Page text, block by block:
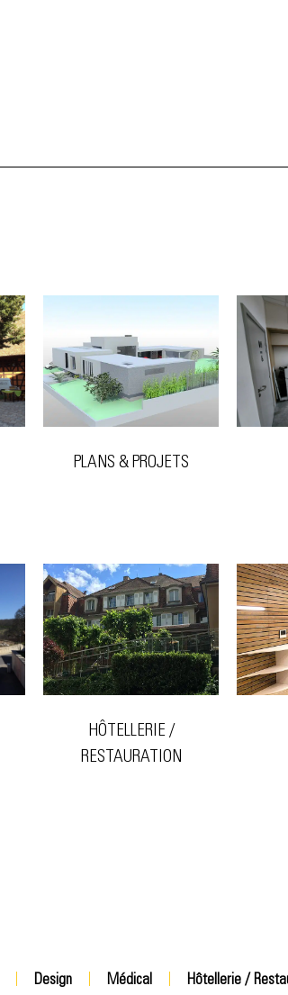
PLANS & PROJETS
HÔTELLERIE /
RESTAURATION
Design Médical Hôtellerie /